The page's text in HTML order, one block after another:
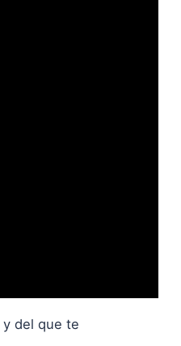
y del que te